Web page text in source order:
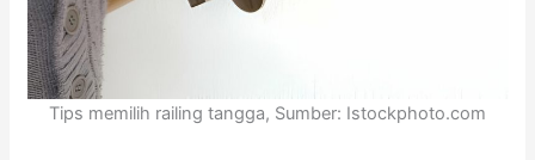
Tips memilih railing tangga, Sumber: Istockphoto.com